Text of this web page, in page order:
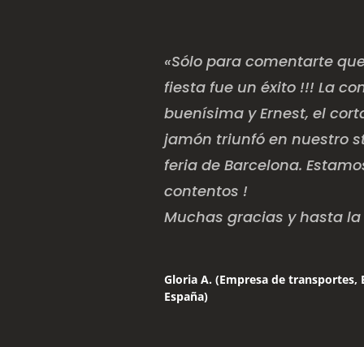
«Sólo para comentarte
fiesta fue un éxito !!! La
buenísima y Ernest, el
jamón triunfó en nuestro
feria de Barcelona.
contentos !
Muchas gracias y hasta
Gloria A. (Empresa de transportes,
España)